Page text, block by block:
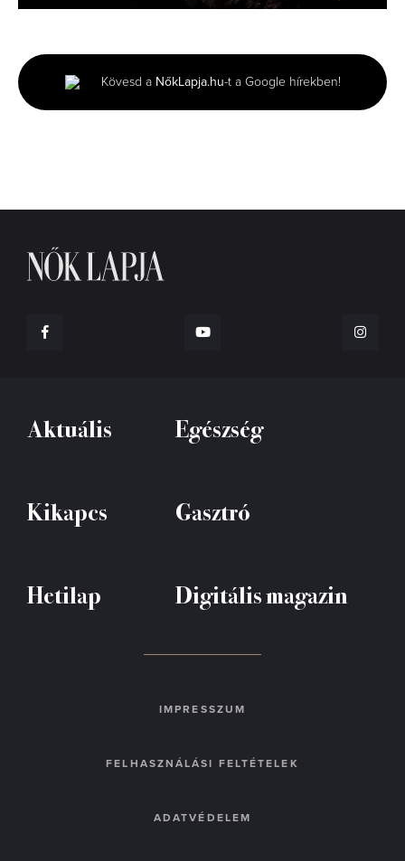
minute,
27
seconds
Kövesd a NőkLapja.hu-t a Google hírekben!
Aktuális Egészség
Kikapcs Gasztró
Hetilap Digitális magazin
IMPRESSZUM
FELHASZNÁLÁSI FELTÉTELEK
ADATVÉDELEM